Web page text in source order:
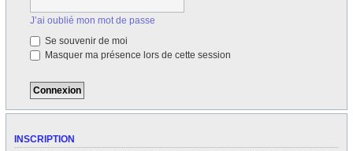
J’ai oublié mon mot de passe
Se souvenir de moi
Masquer ma présence lors de cette session
INSCRIPTION